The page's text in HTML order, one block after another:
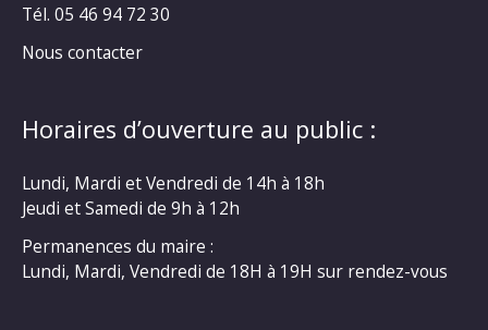
Tél. 05 46 94 72 30
Nous contacter
Horaires d’ouverture au public :
Lundi, Mardi et Vendredi de 14h à 18h
Jeudi et Samedi de 9h à 12h
Permanences du maire :
Lundi, Mardi, Vendredi de 18H à 19H sur rendez-vous